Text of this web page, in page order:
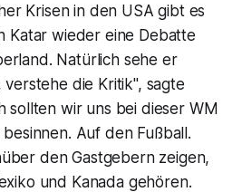
Krisen in den USA gibt es
Katar wieder eine Debatte
Natürlich sehe er
die Kritik", sagte
sollten wir uns bei dieser WM
Auf den Fußball.
den Gastgebern zeigen,
und Kanada gehören.